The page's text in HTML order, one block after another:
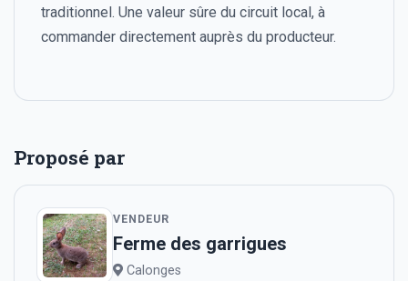
traditionnel. Une valeur sûre du circuit local, à
commander directement auprès du producteur.
Proposé par
VENDEUR
Ferme des garrigues
Calonges